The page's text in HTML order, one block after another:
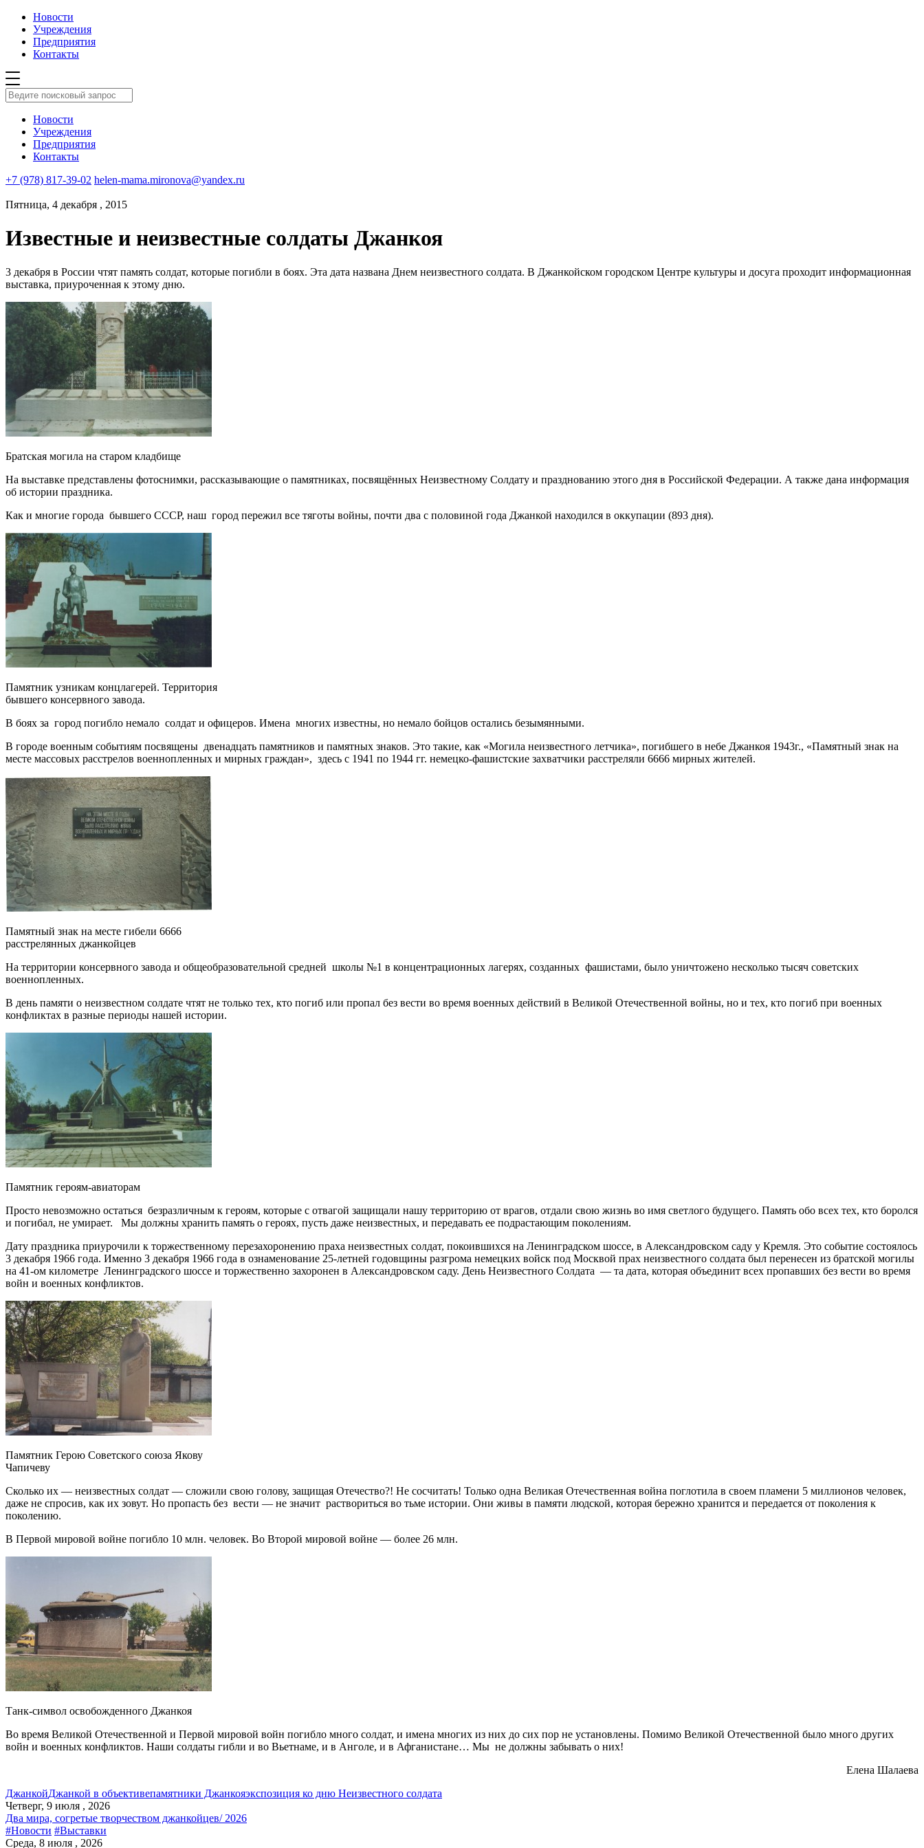
Новости
Учреждения
Предприятия
Контакты
Новости
Учреждения
Предприятия
Контакты
+7 (978) 817-39-02 helen-mama.mironova@yandex.ru
Пятница, 4 декабря , 2015
Известные и неизвестные солдаты Джанкоя
3 декабря в России чтят память солдат, которые погибли в боях. Эта дата названа Днем неизвестного солдата. В Джанкойском городском Центре культуры и досуга проходит информационная
выставка, приуроченная к этому дню.
Братская могила на старом кладбище
На выставке представлены фотоснимки, рассказывающие о памятниках, посвящённых Неизвестному Солдату и празднованию этого дня в Российской Федерации. А также дана информация
об истории праздника.
Как и многие города бывшего СССР, наш город пережил все тяготы войны, почти два с половиной года Джанкой находился в оккупации (893 дня).
Памятник узникам концлагерей. Территория
бывшего консервного завода.
В боях за город погибло немало солдат и офицеров. Имена многих известны, но немало бойцов остались безымянными.
В городе военным событиям посвящены двенадцать памятников и памятных знаков. Это такие, как «Могила неизвестного летчика», погибшего в небе Джанкоя 1943г., «Памятный знак на
месте массовых расстрелов военнопленных и мирных граждан», здесь с 1941 по 1944 гг. немецко-фашистские захватчики расстреляли 6666 мирных жителей.
Памятный знак на месте гибели 6666
расстрелянных джанкойцев
На территории консервного завода и общеобразовательной средней школы №1 в концентрационных лагерях, созданных фашистами, было уничтожено несколько тысяч советских
военнопленных.
В день памяти о неизвестном солдате чтят не только тех, кто погиб или пропал без вести во время военных действий в Великой Отечественной войны, но и тех, кто погиб при военных
конфликтах в разные периоды нашей истории.
Памятник героям-авиаторам
Просто невозможно остаться безразличным к героям, которые с отвагой защищали нашу территорию от врагов, отдали свою жизнь во имя светлого будущего. Память обо всех тех, кто боролся
и погибал, не умирает. Мы должны хранить память о героях, пусть даже неизвестных, и передавать ее подрастающим поколениям.
Дату праздника приурочили к торжественному перезахоронению праха неизвестных солдат, покоившихся на Ленинградском шоссе, в Александровском саду у Кремля. Это событие состоялось
3 декабря 1966 года. Именно 3 декабря 1966 года в ознаменование 25-летней годовщины разгрома немецких войск под Москвой прах неизвестного солдата был перенесен из братской могилы
на 41-ом километре Ленинградского шоссе и торжественно захоронен в Александровском саду. День Неизвестного Солдата — та дата, которая объединит всех пропавших без вести во время
войн и военных конфликтов.
Памятник Герою Советского союза Якову
Чапичеву
Сколько их — неизвестных солдат — сложили свою голову, защищая Отечество?! Не сосчитать! Только одна Великая Отечественная война поглотила в своем пламени 5 миллионов человек,
даже не спросив, как их зовут. Но пропасть без вести — не значит раствориться во тьме истории. Они живы в памяти людской, которая бережно хранится и передается от поколения к
поколению.
В Первой мировой войне погибло 10 млн. человек. Во Второй мировой войне — более 26 млн.
Танк-символ освобожденного Джанкоя
Во время Великой Отечественной и Первой мировой войн погибло много солдат, и имена многих из них до сих пор не установлены. Помимо Великой Отечественной было много других
войн и военных конфликтов. Наши солдаты гибли и во Вьетнаме, и в Анголе, и в Афганистане… Мы не должны забывать о них!
Елена Шалаева
ДжанкойДжанкой в объективепамятники Джанкояэкспозиция ко дню Неизвестного солдата
Четверг, 9 июля , 2026
Два мира, согретые творчеством джанкойцев/ 2026
#Новости #Выставки
Среда, 8 июля , 2026